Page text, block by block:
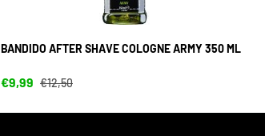
BANDIDO AFTER SHAVE COLOGNE ARMY 350 ML
€9,99 €12,50